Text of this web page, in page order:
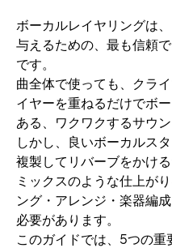
ボーカルレイヤリングは
与えるための、最も信頼
です。
曲全体で使っても、クラ
イヤーを重ねるだけでボ
ある、ワクワクするサウン
しかし、良いボーカルス
複製してリバーブをかけ
ミックスのような仕上が
ング・アレンジ・楽器編
必要があります。
このガイドでは、5つの